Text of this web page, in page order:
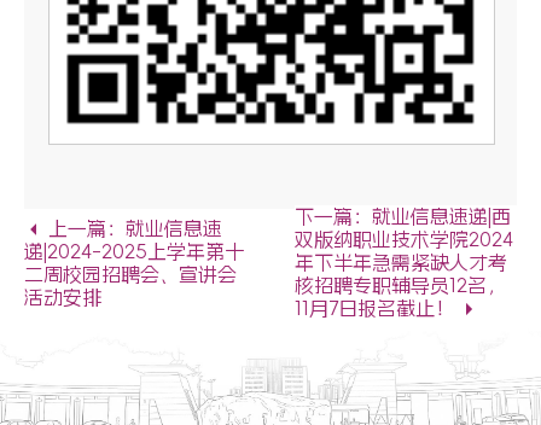
上一篇：就业信息速
递|2024-2025上学年第十
二周校园招聘会、宣讲会
活动安排
下一篇：就业信息速递|西
双版纳职业技术学院2024
年下半年急需紧缺人才考
核招聘专职辅导员12名，
11月7日报名截止！